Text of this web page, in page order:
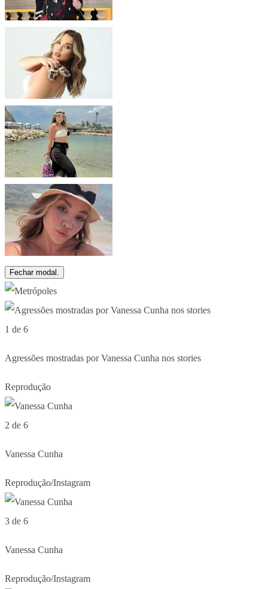
Fechar modal.
1 de 6
Agressões mostradas por Vanessa Cunha nos stories
Reprodução
2 de 6
Vanessa Cunha
Reprodução/Instagram
3 de 6
Vanessa Cunha
Reprodução/Instagram